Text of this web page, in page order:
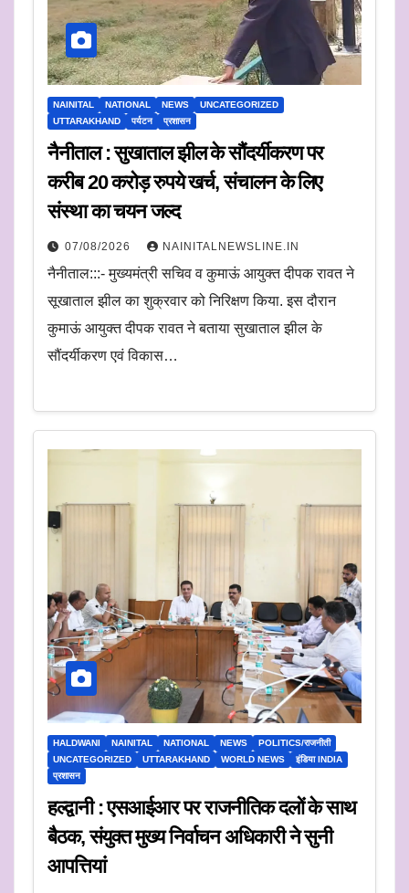
NAINITAL NATIONAL NEWS
UNCATEGORIZED
UTTARAKHAND
पर्यटन प्रशासन
नैनीताल : सुखाताल झील के सौंदर्यीकरण पर
करीब 20 करोड़ रुपये खर्च, संचालन के लिए
संस्था का चयन जल्द
07/08/2026 NAINITALNEWSLINE.IN
नैनीताल:::- मुख्यमंत्री सचिव व कुमाऊं आयुक्त दीपक रावत ने
सूखाताल झील का शुक्रवार को निरिक्षण किया. इस दौरान
कुमाऊं आयुक्त दीपक रावत ने बताया सुखाताल झील के
सौंदर्यीकरण एवं विकास…
HALDWANI NAINITAL NATIONAL NEWS
POLITICS/राजनीती
UNCATEGORIZED
UTTARAKHAND WORLD NEWS
इंडिया INDIA
प्रशासन
हल्द्वानी : एसआईआर पर राजनीतिक दलों के साथ
बैठक, संयुक्त मुख्य निर्वाचन अधिकारी ने सुनी
आपत्तियां